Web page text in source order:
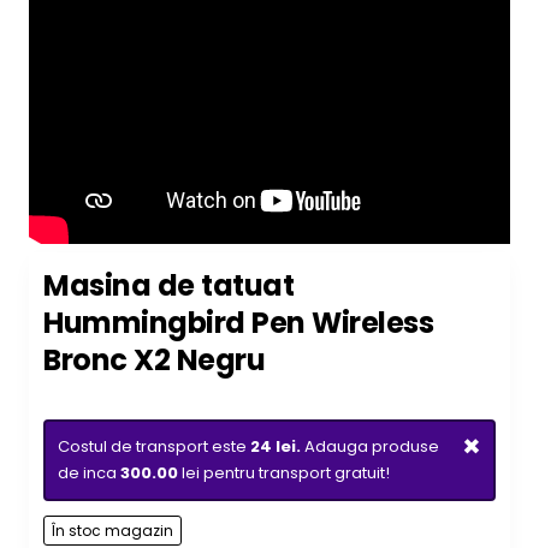
* poza este informativa
Masina de tatuat
Hummingbird Pen Wireless
Bronc X2 Negru
×
Costul de transport este 24 lei.Adauga produse
de inca 300.00lei pentru transport gratuit!
În stoc magazin